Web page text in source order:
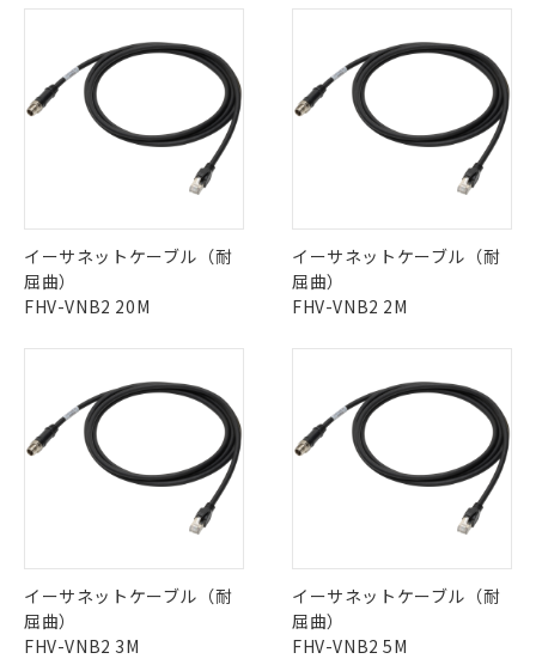
イーサネットケーブル（耐
屈曲）
FHV-VNB2 20M
イーサネットケーブル（耐
屈曲）
FHV-VNB2 2M
イーサネットケーブル（耐
屈曲）
FHV-VNB2 3M
イーサネットケーブル（耐
屈曲）
FHV-VNB2 5M
示しないようお願いします。
マイパーツ機能（部品リスト作成サー
ビス）をご利用いただくには、I-Web
メンバーズにご登録されている必要が
あります。
お客様が当ウェブサイト上で当社にご
登録された部品リストについて、当社
および当社の共同利用者が、当社の製
品・サービスに関するお客様との取
引・商談に必要な範囲で利用すること
をご了承ください。
の共同利用に関して"
の「1.共同利
用者の範囲」に記載されている法人を
指します。
※2 対応予定月
部品在庫の切り替え状況などにより、予定
月が前後することがあります。
※3 非含有証明書ダウンロード
とができます。
EU RoHS指令（10物質）の非含有証明書
るもので、過去に遡って非含有を証明する
ものではありません。
また、RoHS指令のフタル酸エステル類４
物質の対応では、対応完了までの期間は出
荷製品に未対応品が混在することから備考
欄に対応日を記載しておりました。
既に当社にて対応品への在庫切替を完了
していることから、特段のことがない限
り、2022年1月12日より割愛しておりま
「ｅ」：有害物質（10物質）のすべてが基
準値以下であることを示します。
「10」：通常の使用状況下において有害物
質が外部に漏えいし、環境に深刻な影響を
及ぼさない年数を意味します。
「－」：未確認です。当社販売部門へお問
い合わせください。
場合は、上記1、2および3の内容を当
該第三者に通知します。また当社は、
販売先および販売に係わる関係者が違
法に輸出するおそれがある場合は、取
り引きをいたしません。
受注生産機種、また在庫状況の
情報を公開していない機種